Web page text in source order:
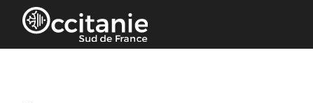
Panneau de gestion des cookies